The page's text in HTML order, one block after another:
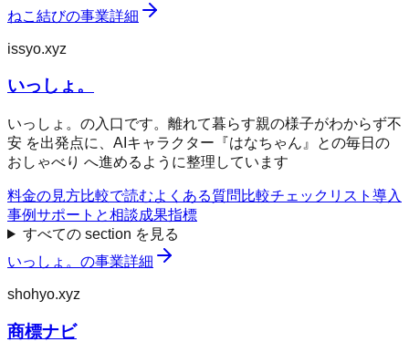
ねこ結びの事業詳細
issyo.xyz
いっしょ。
いっしょ。の入口です。離れて暮らす親の様子がわからず不
安 を出発点に、AIキャラクター『はなちゃん』との毎日の
おしゃべり へ進めるように整理しています
料金の見方比較で読むよくある質問 比較チェックリスト 導入
事例サポートと相談成果指標
すべての section を見る
いっしょ。 の事業詳細
shohyo.xyz
商標ナビ